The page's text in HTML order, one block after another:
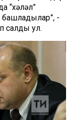
“хәләл”
башладылар”, -
салды ул.